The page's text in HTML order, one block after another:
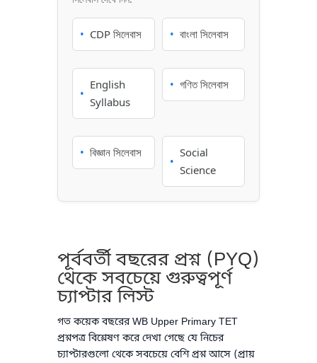
• CDP সিলেবাস • বাংলা সিলেবাস
•
English
Syllabus
• গণিত সিলেবাস
• বিজ্ঞান সিলেবাস
•
Social
Science
পূর্ববর্তী বছরের প্রশ্ন (PYQ)
থেকে সবচেয়ে গুরুত্বপূর্ণ
চ্যাপ্টার লিস্ট
গত কয়েক বছরের WB Upper Primary TET
প্রশ্নপত্র বিশ্লেষণ করে দেখা গেছে যে নিচের
চ্যাপ্টারগুলো থেকে সবচেয়ে বেশি প্রশ্ন আসে (প্রায়